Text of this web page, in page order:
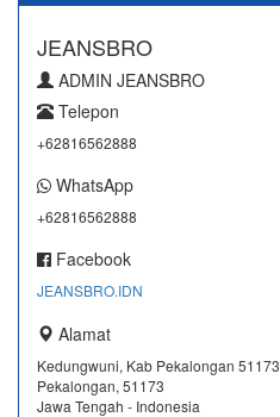
JEANSBRO
ADMIN JEANSBRO
Telepon
+62816562888
WhatsApp
+62816562888
Facebook
JEANSBRO.IDN
Alamat
Kedungwuni, Kab Pekalongan 51173
Pekalongan, 51173
Jawa Tengah - Indonesia